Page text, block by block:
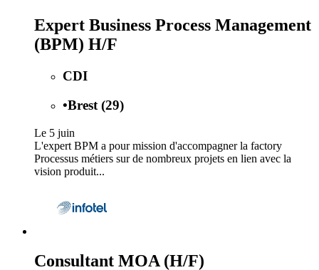
Expert Business Process Management
(BPM) H/F
CDI
•Brest (29)
Le 5 juin
L'expert BPM a pour mission d'accompagner la factory
Processus métiers sur de nombreux projets en lien avec la
vision produit...
Consultant MOA (H/F)